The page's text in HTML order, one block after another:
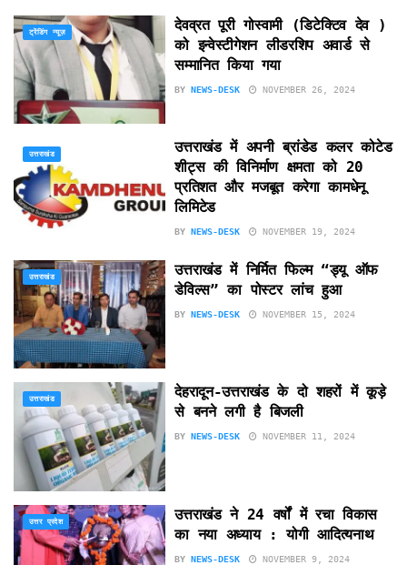
ट्रेंडिंग न्यूज़
देवव्रत पूरी गोस्वामी (डिटेक्टिव देव )
को इन्वेस्टीगेशन लीडरशिप अवार्ड से
सम्मानित किया गया
BY NEWS-DESK NOVEMBER 26, 2024
उत्तराखंड
उत्तराखंड में अपनी ब्रांडेड कलर कोटेड
शीट्स की विनिर्माण क्षमता को 20
प्रतिशत और मजबूत करेगा कामधेनू
लिमिटेड
BY NEWS-DESK NOVEMBER 19, 2024
उत्तराखंड
उत्तराखंड में निर्मित फिल्म “ड्यू ऑफ
डेविल्स” का पोस्टर लांच हुआ
BY NEWS-DESK NOVEMBER 15, 2024
उत्तराखंड
देहरादून-उत्तराखंड के दो शहरों में कूड़े
से बनने लगी है बिजली
BY NEWS-DESK NOVEMBER 11, 2024
उत्तर प्रदेश
उत्तराखंड ने 24 वर्षों में रचा विकास
का नया अध्याय : योगी आदित्यनाथ
BY NEWS-DESK NOVEMBER 9, 2024